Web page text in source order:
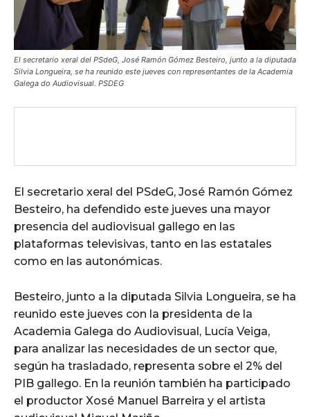
El secretario xeral del PSdeG, José Ramón Gómez Besteiro, junto a la diputada
Silvia Longueira, se ha reunido este jueves con representantes de la Academia
Galega do Audiovisual. PSDEG
El secretario xeral del PSdeG, José Ramón Gómez
Besteiro, ha defendido este jueves una mayor
presencia del audiovisual gallego en las
plataformas televisivas, tanto en las estatales
como en las autonómicas.
Besteiro, junto a la diputada Silvia Longueira, se ha
reunido este jueves con la presidenta de la
Academia Galega do Audiovisual, Lucía Veiga,
para analizar las necesidades de un sector que,
según ha trasladado, representa sobre el 2% del
PIB gallego. En la reunión también ha participado
el productor Xosé Manuel Barreira y el artista